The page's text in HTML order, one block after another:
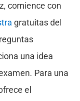
comience con
gratuitas del
una idea
Para una
el